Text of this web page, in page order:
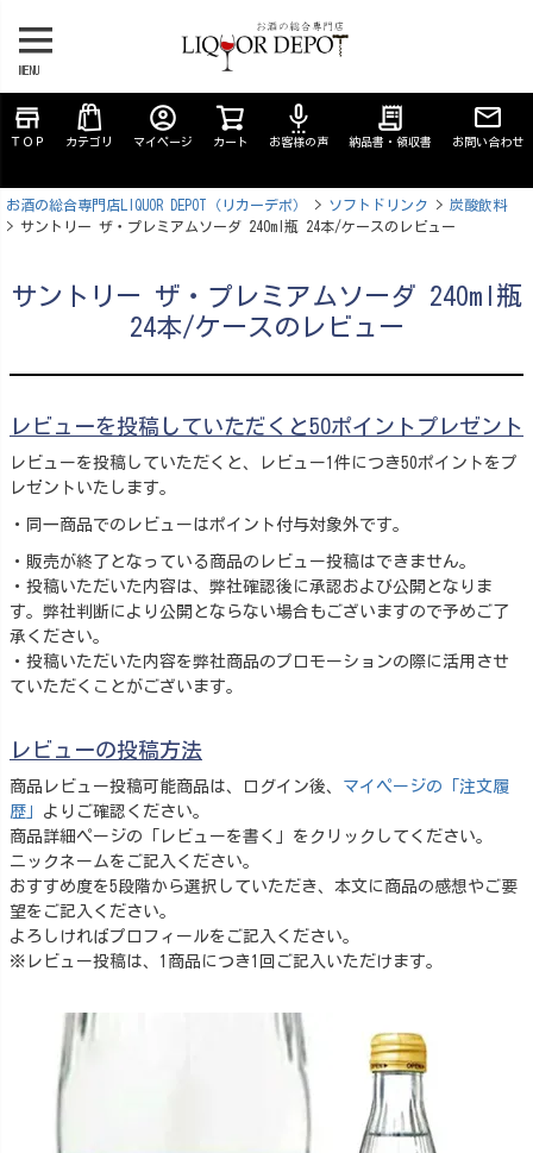
MENU
store
ＴＯＰ カテゴリ
account_circle
マイページ カート
settings_voice
お客様の声
receipt_long
納品書・領収書 お問い合わせ
お酒の総合専門店LIQUOR DEPOT（リカーデポ） ソフトドリンク
炭酸飲料
サントリー ザ・プレミアムソーダ 240ml瓶 24本/ケースのレビュー
サントリー ザ・プレミアムソーダ 240ml瓶
24本/ケースのレビュー
レビューを投稿していただくと50ポイントプレゼント
レビューを投稿していただくと、レビュー1件につき50ポイントをプ
レゼントいたします。
・同一商品でのレビューはポイント付与対象外です。
・販売が終了となっている商品のレビュー投稿はできません。
・投稿いただいた内容は、弊社確認後に承認および公開となりま
す。弊社判断により公開とならない場合もございますので予めご了
承ください。
・投稿いただいた内容を弊社商品のプロモーションの際に活用させ
ていただくことがございます。
レビューの投稿方法
商品レビュー投稿可能商品は、ログイン後、 マイページの「注文履
歴」 よりご確認ください。
商品詳細ページの「レビューを書く」をクリックしてください。
ニックネームをご記入ください。
おすすめ度を5段階から選択していただき、本文に商品の感想やご要
望をご記入ください。
よろしければプロフィールをご記入ください。
※レビュー投稿は、1商品につき1回ご記入いただけます。